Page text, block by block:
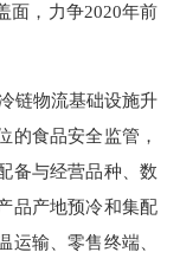
面，力争2020年前
链物流基础设施升
的食品安全监管，
备与经营品种、数
品产地预冷和集配
运输、零售终端、